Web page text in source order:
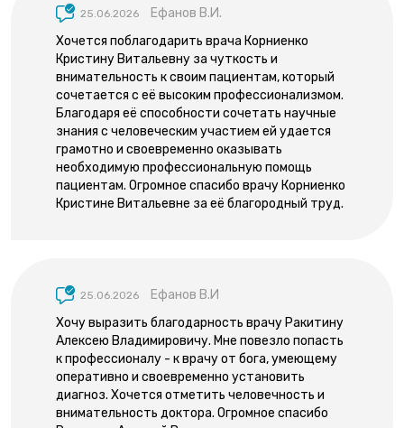
25.06.2026
Ефанов В.И.
Хочется поблагодарить врача Корниенко
Кристину Витальевну за чуткость и
внимательность к своим пациентам, который
сочетается с её высоким профессионализмом.
Благодаря её способности сочетать научные
знания с человеческим участием ей удается
грамотно и своевременно оказывать
необходимую профессиональную помощь
пациентам. Огромное спасибо врачу Корниенко
Кристине Витальевне за её благородный труд.
25.06.2026
Ефанов В.И
Хочу выразить благодарность врачу Ракитину
Алексею Владимировичу. Мне повезло попасть
к профессионалу - к врачу от бога, умеющему
оперативно и своевременно установить
диагноз. Хочется отметить человечность и
внимательность доктора. Огромное спасибо